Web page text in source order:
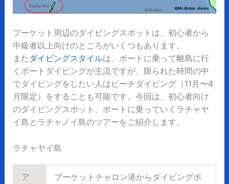
プーケット周辺のダイビングスポットは、初心者から
中級者以上向けのところがいくつもあります。
また ダイビングスタイルは、ボートに乗って離島に行
くボートダイビングが主流ですが、限られた時間の中
でダイビングをしたい人はビーチダイビング（11月〜4
月限定）をすることも可能です。今回は、初心者向け
のダイビングスポット、ボートに乗っていくラチャヤ
イ島とラチャノイ島のツアーをご紹介します。
ラチャヤイ島
ア
プーケットチャロン港からダイビングボ